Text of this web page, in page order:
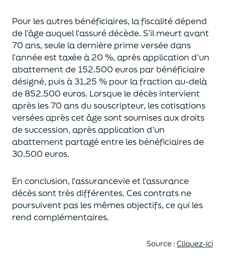
Pour les autres bénéficiaires, la fiscalité dépend
de l’âgeauquell’assuré décède. S’il meurt avant
70 ans, seule la dernière prime versée dans
l’année esttaxée à 20 %, après application d’un
abattement de 152.500 euros par bénéficiaire
désigné, puis à 31,25 % pour la fraction au-delà
de852.500 euros. Lorsque le décès intervient
après les 70 ans du souscripteur, les cotisations
versées après cet âge sont soumises aux droits
de succession, après application d’un
abattement partagé entre les bénéficiaires de
30.500 euros.
En conclusion, l’assurancevie et l’assurance
décès sont très différentes. Ces contrats ne
poursuivent pas les mêmes objectifs, ce qui les
rend complémentaires.
Source : Cliquez-ici